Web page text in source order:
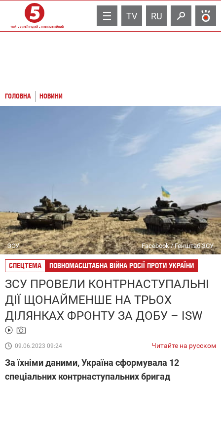
TV RU
ГОЛОВНА НОВИНИ
ЗСУ Facebook / Генштаб ЗСУ
СПЕЦТЕМА ПОВНОМАСШТАБНА ВІЙНА РОСІЇ ПРОТИ УКРАЇНИ
ЗСУ ПРОВЕЛИ КОНТРНАСТУПАЛЬНІ
ДІЇ ЩОНАЙМЕНШЕ НА ТРЬОХ
ДІЛЯНКАХ ФРОНТУ ЗА ДОБУ – ISW
09.06.2023 09:24 Читайте на русском
За їхніми даними, Україна сформувала 12
спеціальних контрнаступальних бригад